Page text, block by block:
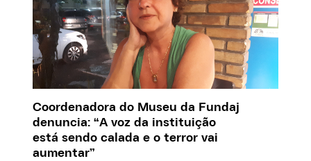
Coordenadora do Museu da Fundaj
denuncia: “A voz da instituição
está sendo calada e o terror vai
aumentar”